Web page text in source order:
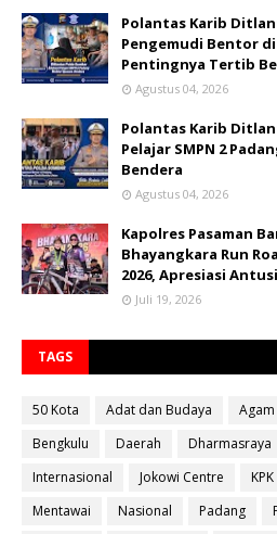
Polantas Karib
Pengemudi Bentor
Pentingnya Tertib
Agustus 04, 2026
Polantas Karib
Pelajar SMPN 2
Bendera
Agustus 04, 2026
Kapolres Pasaman
Bhayangkara Run
2026, Apresiasi
Juli 19, 2026
TAGS
50 Kota Adat dan Budaya Agam
Bengkulu
Daerah Dharmasraya
Internasional
Jokowi Centre KPK
Mentawai
Nasional Padang